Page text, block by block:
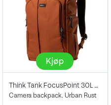
Kjøp
Think Tank FocusPoint 30L Rolltop BP
Camera backpack. Urban Rust